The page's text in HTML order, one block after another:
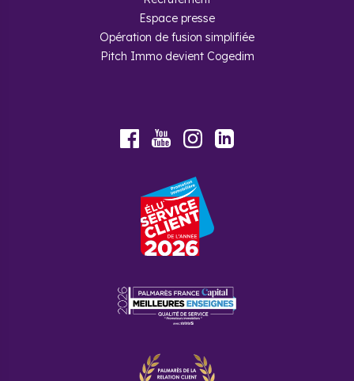
Espace presse
Opération de fusion simplifiée
Pitch Immo devient Cogedim
FacebookYoutubeInstagram